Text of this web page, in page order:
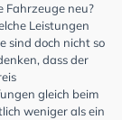
Fahrzeuge neu?
Leistungen
sind doch nicht so
dass der
gleich beim
weniger als ein